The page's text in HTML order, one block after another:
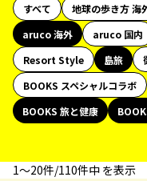
すべて 地球の歩き方 海
aruco 海外
aruco 国内
Resort Style
島旅
BOOKS スペシャルコラボ
BOOKS 旅と健康
1〜20件/110件中 を表示